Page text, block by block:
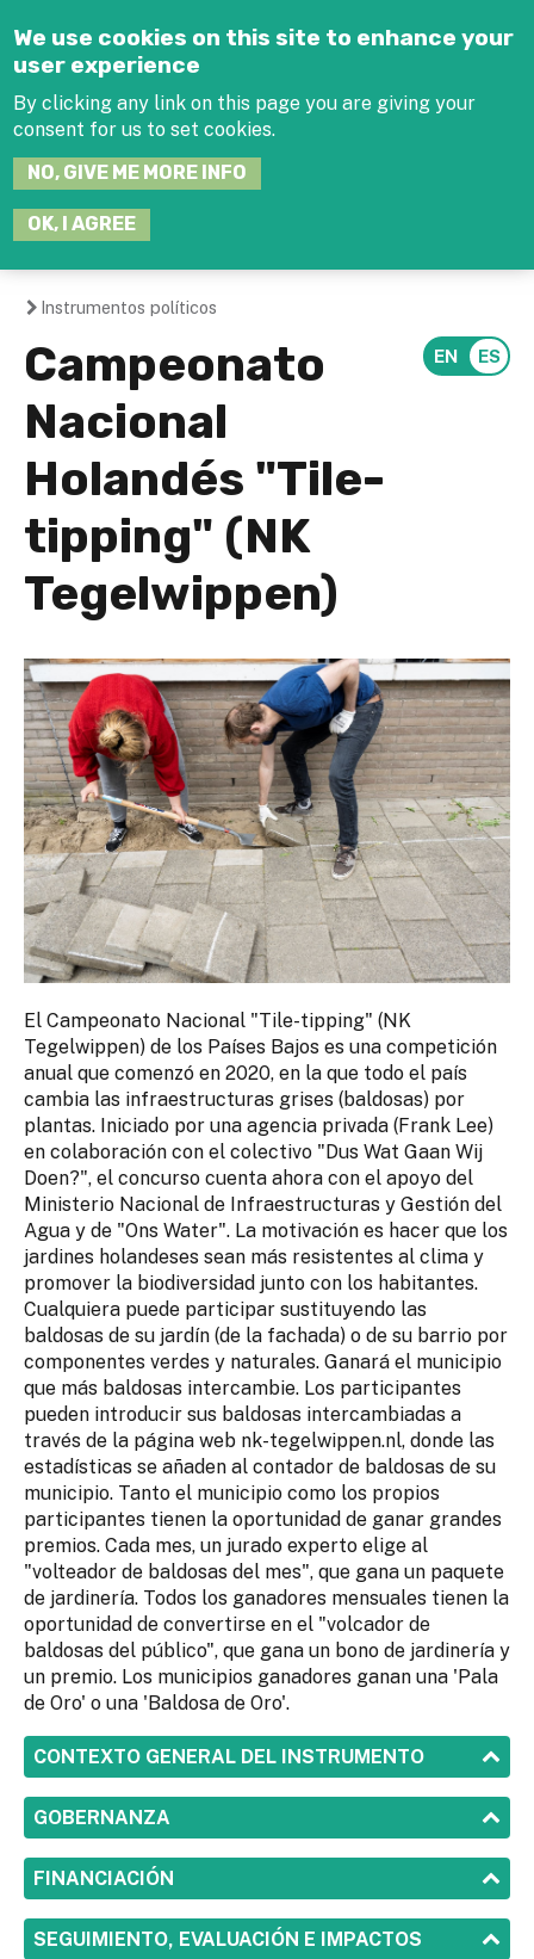
We use cookies on this site to enhance your
user experience
By clicking any link on this page you are giving your
consent for us to set cookies.
NO, GIVE ME MORE INFO
OK, I AGREE
You
are
here
Instrumentos políticos
Campeonato
Nacional
Holandés "Tile-
tipping" (NK
Tegelwippen)
El Campeonato Nacional "Tile-tipping" (NK
Tegelwippen) de los Países Bajos es una competición
anual que comenzó en 2020, en la que todo el país
cambia las infraestructuras grises (baldosas) por
plantas. Iniciado por una agencia privada (Frank Lee)
en colaboración con el colectivo "Dus Wat Gaan Wij
Doen?", el concurso cuenta ahora con el apoyo del
Ministerio Nacional de Infraestructuras y Gestión del
Agua y de "Ons Water". La motivación es hacer que los
jardines holandeses sean más resistentes al clima y
promover la biodiversidad junto con los habitantes.
Cualquiera puede participar sustituyendo las
baldosas de su jardín (de la fachada) o de su barrio por
componentes verdes y naturales. Ganará el municipio
que más baldosas intercambie. Los participantes
pueden introducir sus baldosas intercambiadas a
través de la página web nk-tegelwippen.nl, donde las
estadísticas se añaden al contador de baldosas de su
municipio. Tanto el municipio como los propios
participantes tienen la oportunidad de ganar grandes
premios. Cada mes, un jurado experto elige al
"volteador de baldosas del mes", que gana un paquete
de jardinería. Todos los ganadores mensuales tienen la
oportunidad de convertirse en el "volcador de
baldosas del público", que gana un bono de jardinería y
un premio. Los municipios ganadores ganan una 'Pala
de Oro' o una 'Baldosa de Oro'.
SHOW
CONTEXTO GENERAL DEL INSTRUMENTO
SHOW
GOBERNANZA
SHOW
FINANCIACIÓN
SHOW
SEGUIMIENTO, EVALUACIÓN E IMPACTOS